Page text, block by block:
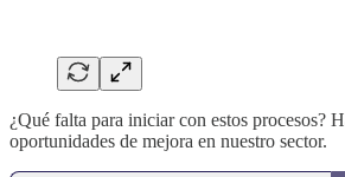
¿Qué falta para iniciar con estos procesos?
oportunidades de mejora en nuestro sector.